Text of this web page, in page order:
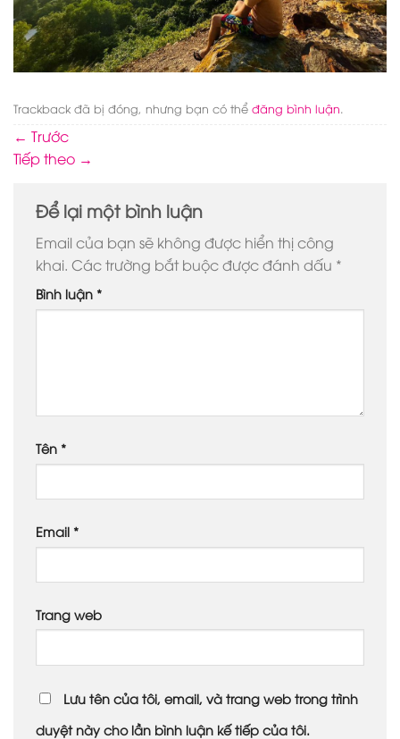
Trackback đã bị đóng, nhưng bạn có thể đăng bình luận.
← Trước
Tiếp theo →
Để lại một bình luận
Email của bạn sẽ không được hiển thị công
khai. Các trường bắt buộc được đánh dấu *
Bình luận *
Tên *
Email *
Trang web
Lưu tên của tôi, email, và trang web trong trình
duyệt này cho lần bình luận kế tiếp của tôi.